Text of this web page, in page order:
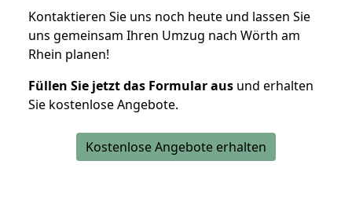
Kontaktieren Sie uns noch heute und lassen Sie
uns gemeinsam Ihren Umzug nach Wörth am
Rhein planen!
Füllen Sie jetzt das Formular aus und erhalten
Sie kostenlose Angebote.
Kostenlose Angebote erhalten